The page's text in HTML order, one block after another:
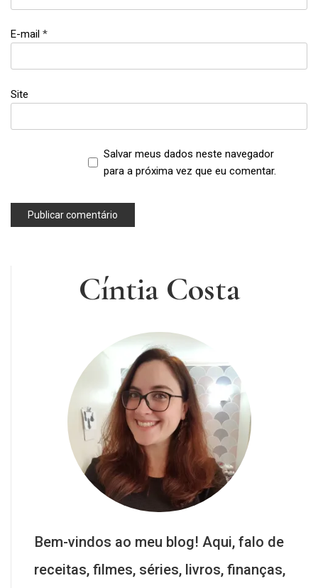
E-mail *
Site
Salvar meus dados neste navegador
para a próxima vez que eu comentar.
Cíntia Costa
Bem-vindos ao meu blog! Aqui, falo de
receitas, filmes, séries, livros, finanças,